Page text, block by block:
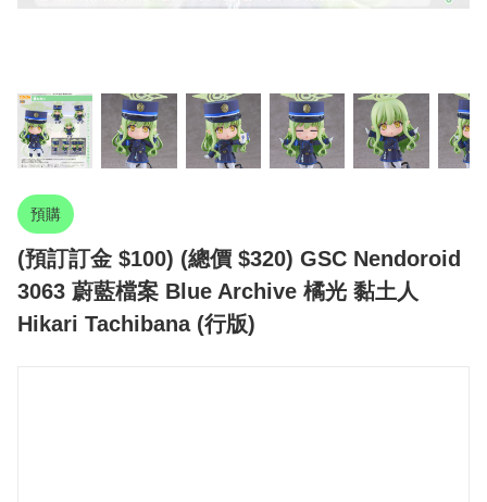
預購
(預訂訂金 $100) (總價 $320) GSC Nendoroid
3063 蔚藍檔案 Blue Archive 橘光 黏土人
Hikari Tachibana (行版)